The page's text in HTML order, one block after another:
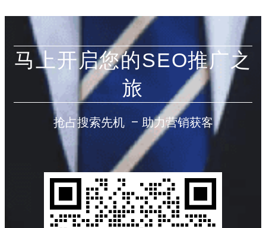
马上开启您的SEO推广之
旅
抢占搜索先机 – 助力营销获客